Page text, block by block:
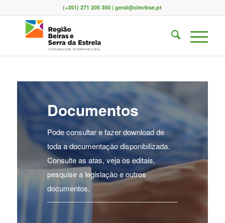
(+351) 271 205 350 | geral@cimrbse.pt
Documentos
Pode consultar e fazer download de
toda a documentação disponibilizada.
Consulte as atas, veja os editais,
pesquise a legislação e outros
documentos.